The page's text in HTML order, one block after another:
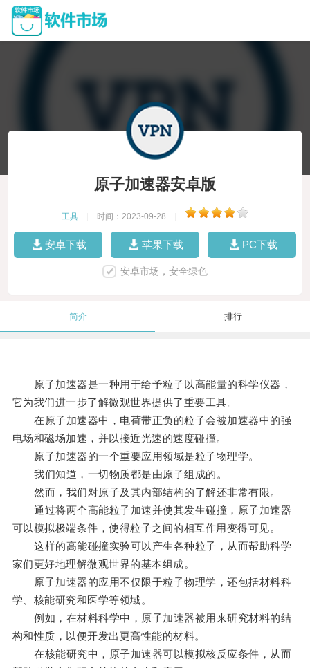
原子加速器安卓版
工具 时间：2023-09-28
安卓下载 苹果下载 PC下载
安卓市场，安全绿色
简介 排行
原子加速器是一种用于给予粒子以高能量的科学仪器，
它为我们进一步了解微观世界提供了重要工具。
在原子加速器中，电荷带正负的粒子会被加速器中的强
电场和磁场加速，并以接近光速的速度碰撞。
原子加速器的一个重要应用领域是粒子物理学。
我们知道，一切物质都是由原子组成的。
然而，我们对原子及其内部结构的了解还非常有限。
通过将两个高能粒子加速并使其发生碰撞，原子加速器
可以模拟极端条件，使得粒子之间的相互作用变得可见。
这样的高能碰撞实验可以产生各种粒子，从而帮助科学
家们更好地理解微观世界的基本组成。
原子加速器的应用不仅限于粒子物理学，还包括材料科
学、核能研究和医学等领域。
例如，在材料科学中，原子加速器被用来研究材料的结
构和性质，以便开发出更高性能的材料。
在核能研究中，原子加速器可以模拟核反应条件，从而